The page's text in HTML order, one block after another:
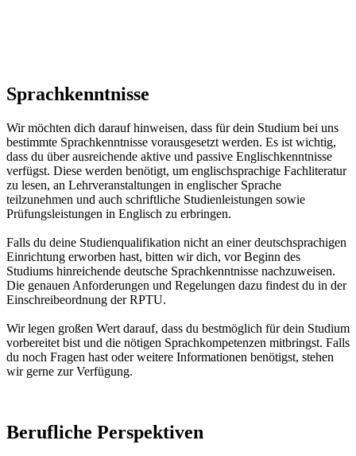
Sprachkenntnisse
Wir möchten dich darauf hinweisen, dass für dein Studium bei uns
bestimmte Sprachkenntnisse vorausgesetzt werden. Es ist wichtig,
dass du über ausreichende aktive und passive Englischkenntnisse
verfügst. Diese werden benötigt, um englischsprachige Fachliteratur
zu lesen, an Lehrveranstaltungen in englischer Sprache
teilzunehmen und auch schriftliche Studienleistungen sowie
Prüfungsleistungen in Englisch zu erbringen.
Falls du deine Studienqualifikation nicht an einer deutschsprachigen
Einrichtung erworben hast, bitten wir dich, vor Beginn des
Studiums hinreichende deutsche Sprachkenntnisse nachzuweisen.
Die genauen Anforderungen und Regelungen dazu findest du in der
Einschreibeordnung der RPTU.
Wir legen großen Wert darauf, dass du bestmöglich für dein Studium
vorbereitet bist und die nötigen Sprachkompetenzen mitbringst. Falls
du noch Fragen hast oder weitere Informationen benötigst, stehen
wir gerne zur Verfügung.
Berufliche Perspektiven